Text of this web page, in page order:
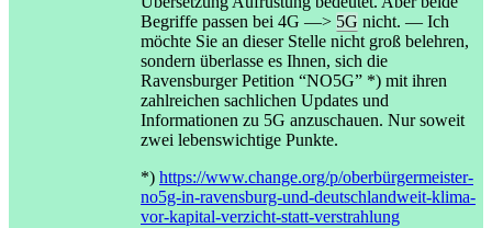
Begriffe passen bei 4G —> 5G nicht. — Ich
möchte Sie an dieser Stelle nicht groß belehren,
sondern überlasse es Ihnen, sich die
Ravensburger Petition “NO5G” *) mit ihren
zahlreichen sachlichen Updates und
Informationen zu 5G anzuschauen. Nur soweit
zwei lebenswichtige Punkte.
*) https://www.change.org/p/oberbürgermeister-
no5g-in-ravensburg-und-deutschlandweit-klima-
vor-kapital-verzicht-statt-verstrahlung